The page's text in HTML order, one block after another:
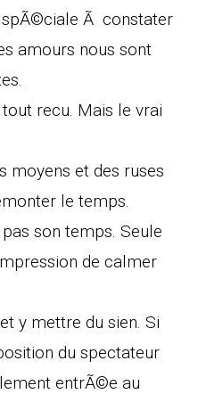
Ã constater
amours nous sont
recu. Mais le vrai
moyens et des ruses
le temps.
son temps. Seule
de calmer
y mettre du sien. Si
du spectateur
entrÃ©e au